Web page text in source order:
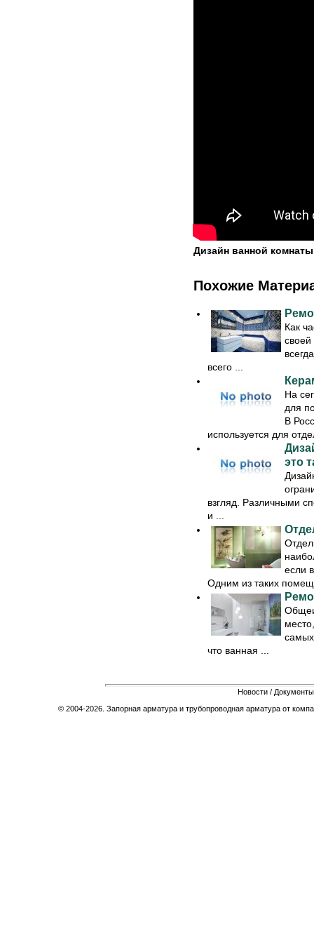
Дизайн ванной
Похожие
Как
своей
всего ...
На
для
В
используется для
это
взгляд. Различными
и ...
если
Одним из таких
самых
что ванная ...
Новости / Документы
© 2004-2026. Запорная арматура и трубопроводная арматура от